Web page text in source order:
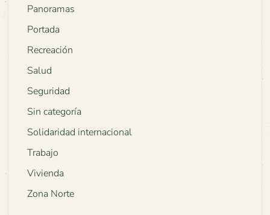
Panoramas
Portada
Recreación
Salud
Seguridad
Sin categoría
Solidaridad internacional
Trabajo
Vivienda
Zona Norte